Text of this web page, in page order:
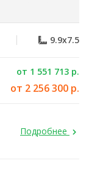
9.9x7.5
от 1 551 713 р.
от 2 256 300 р.
Подробнее